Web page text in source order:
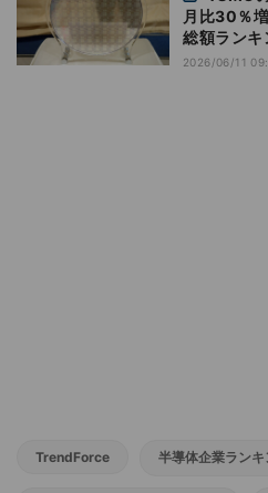
月比30％
総額ランキ
2026/06/11
TrendForce 半導体企業ランキ